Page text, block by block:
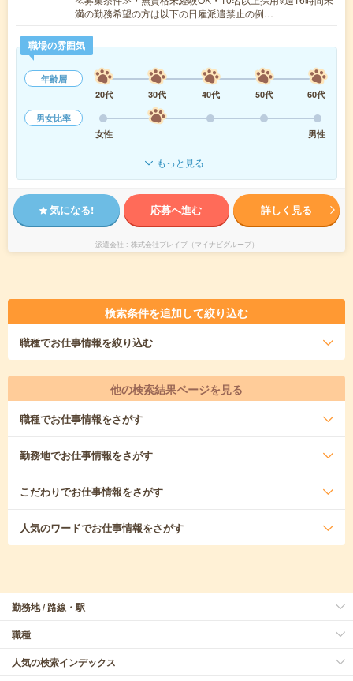
満の勤務希望の方は以下の日雇派遣禁止の例…
職場の雰囲気
年齢層
20代
30代 40代 50代
60代
男女比率
女性
男性
もっと見る
気になる! 応募へ進む 詳しく見る
派遣会社 株式会社ブレイブ（マイナビグループ）
検索条件を追加して絞り込む
職種でお仕事情報を絞り込む
他の検索結果ページを見る
職種でお仕事情報をさがす
勤務地でお仕事情報をさがす
こだわりでお仕事情報をさがす
人気のワードでお仕事情報をさがす
勤務地 / 路線・駅
職種
人気の検索インデックス